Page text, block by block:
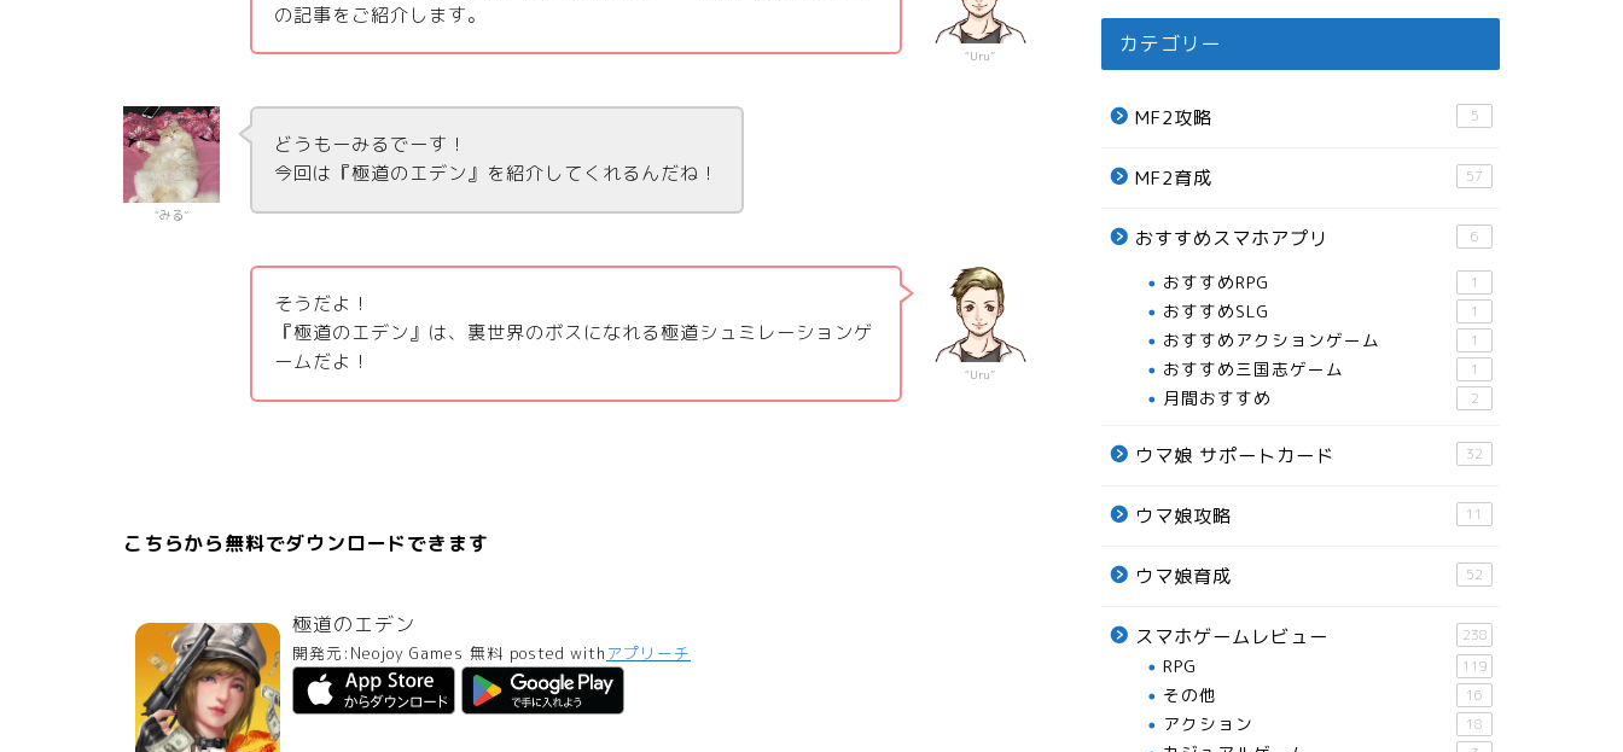
“Uru”
の記事をご紹介します。
“みる”
どうもーみるでーす！
今回は『極道のエデン』を紹介してくれるんだね！
“Uru”
そうだよ！
『極道のエデン』は、裏世界のボスになれる極道シュミレーションゲ
ームだよ！
こちらから無料でダウンロードできます
極道のエデン
開発元: Neojoy Games 無料 posted with アプリーチ
カテゴリー
MF2攻略 5
MF2育成 57
おすすめスマホアプリ 6
おすすめRPG 1
おすすめSLG 1
おすすめアクションゲーム 1
おすすめ三国志ゲーム 1
月間おすすめ 2
ウマ娘 サポートカード 32
ウマ娘攻略 11
ウマ娘育成 52
スマホゲームレビュー 238
RPG 119
その他 16
アクション 18